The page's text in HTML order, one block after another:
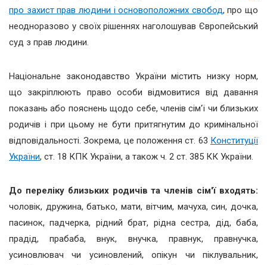
про захист прав людини і основоположних свобод, про що
неодноразово у своїх рішеннях наголошував Європейський
суд з прав людини.
Національне законодавство України містить низку норм,
що закріплюють право особи відмовитися від давання
показань або пояснень щодо себе, членів сім'ї чи близьких
родичів і при цьому не бути притягнутим до кримінальної
відповідальності. Зокрема, це положення ст. 63 Конституції
України, ст. 18 КПК України, а також ч. 2 ст. 385 КК України.
До переліку близьких родичів та членів сім'ї входять:
чоловік, дружина, батько, мати, вітчим, мачуха, син, дочка,
пасинок, падчерка, рідний брат, рідна сестра, дід, баба,
прадід, прабаба, внук, внучка, правнук, правнучка,
усиновлювач чи усиновлений, опікун чи піклувальник,